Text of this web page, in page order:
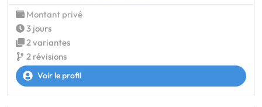
Montant privé
3 jours
2 variantes
2 révisions
Voir le profil